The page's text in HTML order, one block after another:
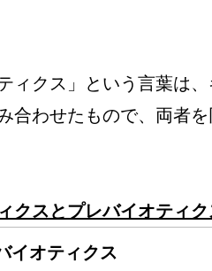
ィクス」という言葉は
合わせたもので、両者
クスとプレバイオティ
イオティクス